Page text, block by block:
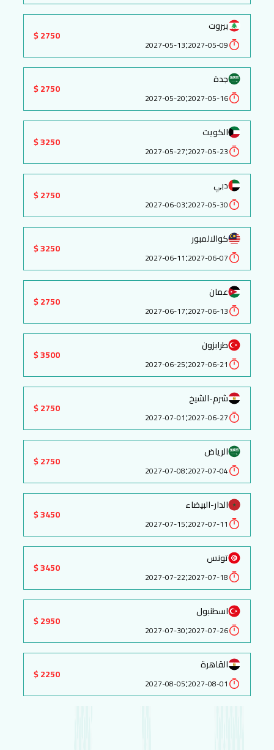
بيروت
2027-05-09
:
2027-05-13
2750 $
جدة
2027-05-16
:
2027-05-20
2750 $
الكويت
2027-05-23
:
2027-05-27
3250 $
دبي
2027-05-30
:
2027-06-03
2750 $
كوالالمبور
2027-06-07
:
2027-06-11
3250 $
عمان
2027-06-13
:
2027-06-17
2750 $
طرابزون
2027-06-21
:
2027-06-25
3500 $
شرم-الشيخ
2027-06-27
:
2027-07-01
2750 $
الرياض
2027-07-04
:
2027-07-08
2750 $
الدار-البيضاء
2027-07-11
:
2027-07-15
3450 $
تونس
2027-07-18
:
2027-07-22
3450 $
اسطنبول
2027-07-26
:
2027-07-30
2950 $
القاهرة
2027-08-01
:
2027-08-05
2250 $